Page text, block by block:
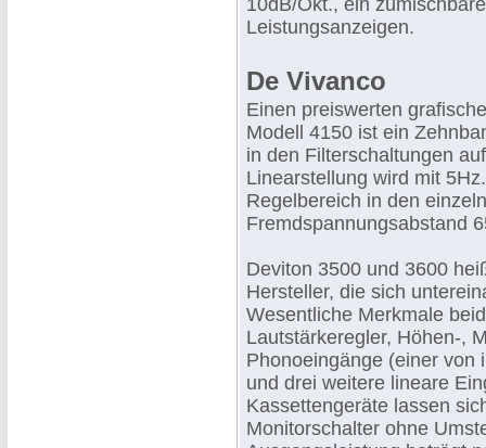
10dB/Okt., ein
Leistungsanzeigen.
De Vivanco
Einen preiswerten
Modell 4150 ist ein
in den Filterschaltungen
Linearstellung wird mit
Regelbereich in den
Fremdspannungsabstand
Deviton 3500 und 3600
Hersteller, die sich
Wesentliche Merkmale
Lautstärkeregler, Höhen-,
Phonoeingänge (einer von
und drei weitere lineare
Kassettengeräte lassen
Monitorschalter ohne